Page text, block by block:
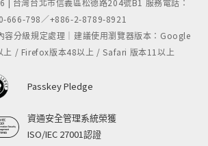
| 台灣台北市信義區松德路204號B1 服務電話：
666-798／+886-2-8789-8921
容分級規定處理｜建議使用瀏覽器版本：Google
上 / Firefox版本48以上 / Safari 版本11以上
Passkey Pledge
資通安全管理系統榮獲
ISO/IEC 27001認證